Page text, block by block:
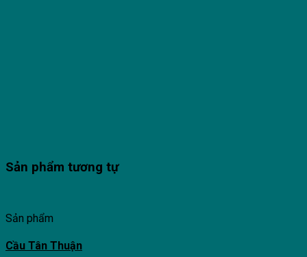
Sản phẩm tương tự
Sản phẩm
Cầu Tân Thuận